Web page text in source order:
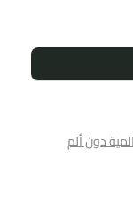
دون ألم